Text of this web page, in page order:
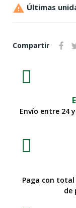
 Últimas
Compartir
Envío entre 24
Paga con
de